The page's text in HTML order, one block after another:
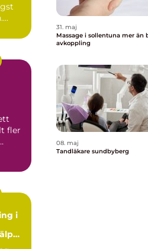
fler
i
31. maj
Massage i sollentuna mer än bara
avkoppling
08. maj
Tandläkare sundbyberg